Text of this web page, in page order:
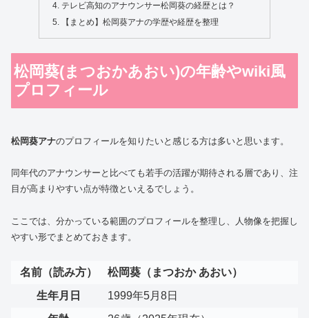
テレビ高知のアナウンサー松岡葵の経歴とは？
【まとめ】松岡葵アナの学歴や経歴を整理
松岡葵(まつおかあおい)の年齢やwiki風
プロフィール
松岡葵アナのプロフィールを知りたいと感じる方は多いと思います。
同年代のアナウンサーと比べても若手の活躍が期待される層であり、注
目が高まりやすい点が特徴といえるでしょう。
ここでは、分かっている範囲のプロフィールを整理し、人物像を把握し
やすい形でまとめておきます。
名前（読み方）
松岡葵（まつおか あおい）
生年月日
1999年5月8日